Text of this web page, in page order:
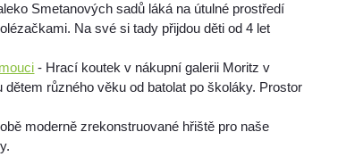
Smetanových sadů láká na útulné prostředí
Na své si tady přijdou děti od 4 let
- Hrací koutek v nákupní galerii Moritz v
různého věku od batolat po školáky. Prostor
moderně zrekonstruované hřiště pro naše